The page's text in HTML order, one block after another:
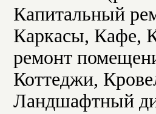
Капитальный
Каркасы, Кафе,
ремонт
Коттеджи,
Ландшафтный